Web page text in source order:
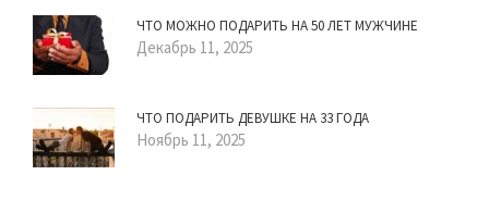
ЧТО МОЖНО ПОДАРИТЬ НА 50 ЛЕТ МУЖЧИНЕ
Декабрь 11, 2025
ЧТО ПОДАРИТЬ ДЕВУШКЕ НА 33 ГОДА
Ноябрь 11, 2025